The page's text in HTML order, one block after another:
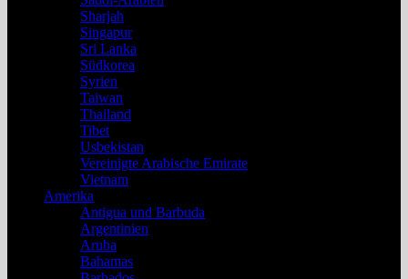
Sharjah
Singapur
Sri Lanka
Südkorea
Syrien
Taiwan
Thailand
Tibet
Usbekistan
Vereinigte Arabische Emirate
Vietnam
Amerika
Antigua und Barbuda
Argentinien
Aruba
Bahamas